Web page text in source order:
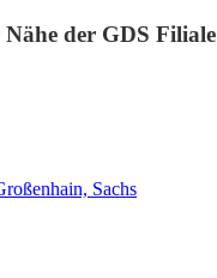
Nähe der GDS Filiale
Sachs